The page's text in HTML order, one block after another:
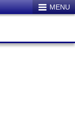
MENU